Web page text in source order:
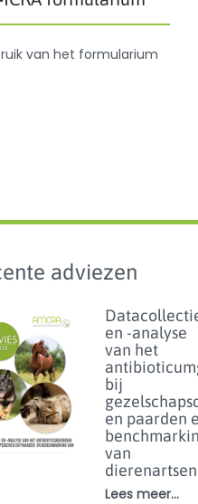
van het formularium
adviezen
en -analyse
van het
bij
en paarden
van
dierenartsen
Lees meer...